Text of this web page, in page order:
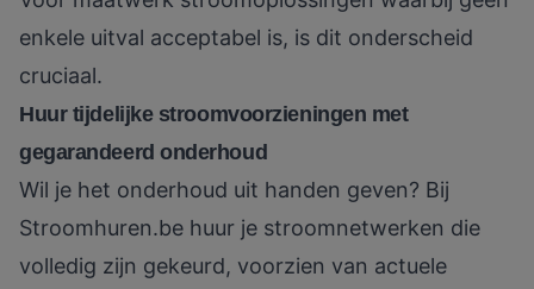
enkele uitval acceptabel is, is dit onderscheid
cruciaal.
Huur tijdelijke stroomvoorzieningen met
gegarandeerd onderhoud
Wil je het onderhoud uit handen geven? Bij
Stroomhuren.be huur je stroomnetwerken die
volledig zijn gekeurd, voorzien van actuele